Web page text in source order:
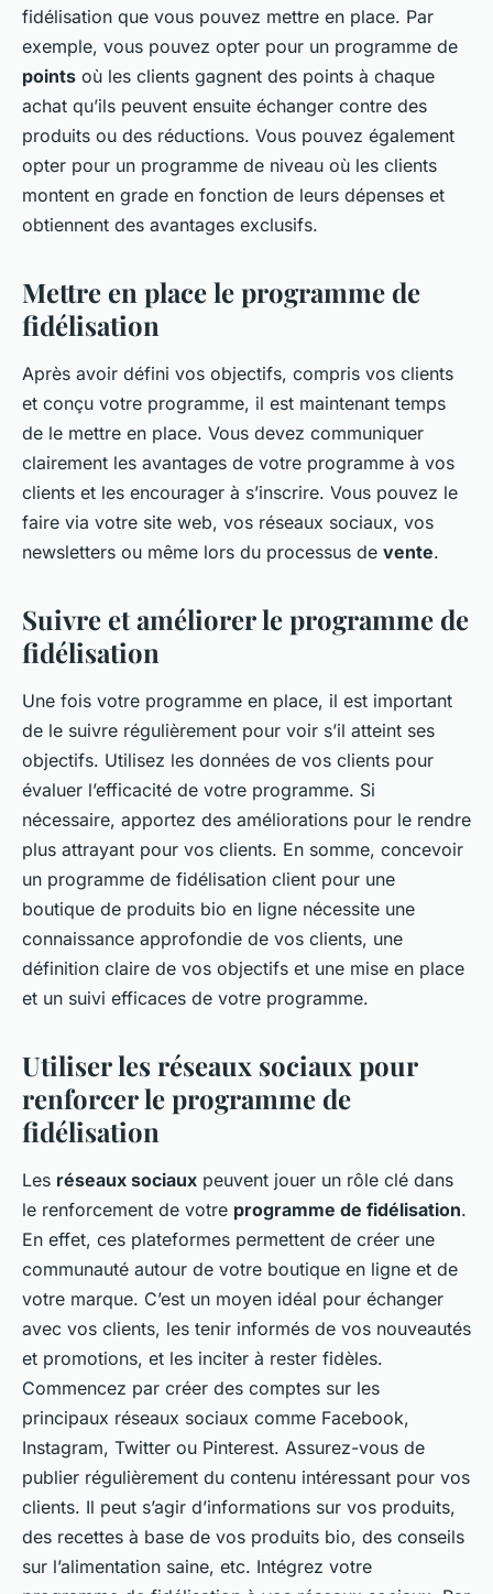
fidélisation que vous pouvez mettre en place. Par
exemple, vous pouvez opter pour un programme de
points où les clients gagnent des points à chaque
achat qu’ils peuvent ensuite échanger contre des
produits ou des réductions. Vous pouvez également
opter pour un programme de niveau où les clients
montent en grade en fonction de leurs dépenses et
obtiennent des avantages exclusifs.
Mettre en place le programme de
fidélisation
Après avoir défini vos objectifs, compris vos clients
et conçu votre programme, il est maintenant temps
de le mettre en place. Vous devez communiquer
clairement les avantages de votre programme à vos
clients et les encourager à s’inscrire. Vous pouvez le
faire via votre site web, vos réseaux sociaux, vos
newsletters ou même lors du processus de vente.
Suivre et améliorer le programme de
fidélisation
Une fois votre programme en place, il est important
de le suivre régulièrement pour voir s’il atteint ses
objectifs. Utilisez les données de vos clients pour
évaluer l’efficacité de votre programme. Si
nécessaire, apportez des améliorations pour le rendre
plus attrayant pour vos clients. En somme, concevoir
un programme de fidélisation client pour une
boutique de produits bio en ligne nécessite une
connaissance approfondie de vos clients, une
définition claire de vos objectifs et une mise en place
et un suivi efficaces de votre programme.
Utiliser les réseaux sociaux pour
renforcer le programme de
fidélisation
Les réseaux sociaux peuvent jouer un rôle clé dans
le renforcement de votre programme de fidélisation.
En effet, ces plateformes permettent de créer une
communauté autour de votre boutique en ligne et de
votre marque. C’est un moyen idéal pour échanger
avec vos clients, les tenir informés de vos nouveautés
et promotions, et les inciter à rester fidèles.
Commencez par créer des comptes sur les
principaux réseaux sociaux comme Facebook,
Instagram, Twitter ou Pinterest. Assurez-vous de
publier régulièrement du contenu intéressant pour vos
clients. Il peut s’agir d’informations sur vos produits,
des recettes à base de vos produits bio, des conseils
sur l’alimentation saine, etc. Intégrez votre